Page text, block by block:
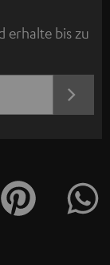
erhalte bis zu
JETZT